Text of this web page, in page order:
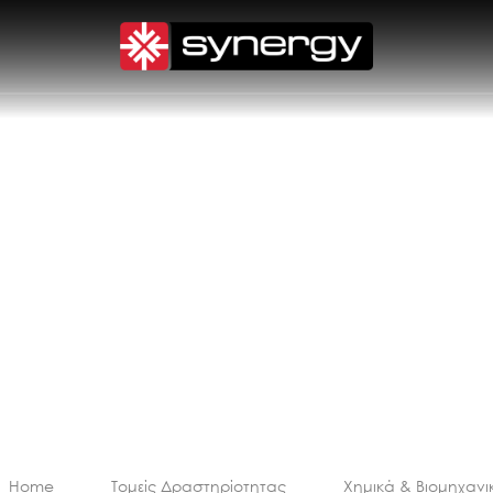
Home Τομείς Δραστηρίοτητας Χημικά &